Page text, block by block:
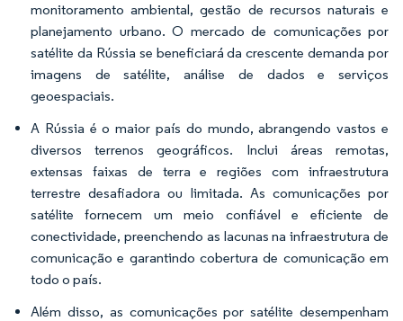
monitoramento ambiental, gestão de recursos naturais e
planejamento urbano. O mercado de comunicações por
satélite da Rússia se beneficiará da crescente demanda por
imagens de satélite, análise de dados e serviços
geoespaciais.
A Rússia é o maior país do mundo, abrangendo vastos e
diversos terrenos geográficos. Inclui áreas remotas,
extensas faixas de terra e regiões com infraestrutura
terrestre desafiadora ou limitada. As comunicações por
satélite fornecem um meio confiável e eficiente de
conectividade, preenchendo as lacunas na infraestrutura de
comunicação e garantindo cobertura de comunicação em
todo o país.
Além disso, as comunicações por satélite desempenham